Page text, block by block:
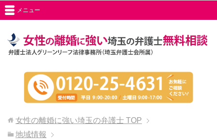
メニュー
女性の離婚に強い埼玉の弁護士 TOP
地域情報